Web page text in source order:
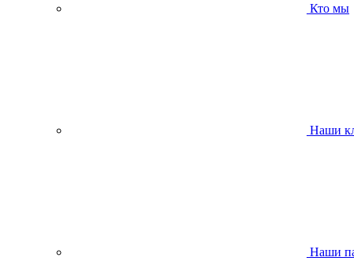
Кто мы
Наши
Наши